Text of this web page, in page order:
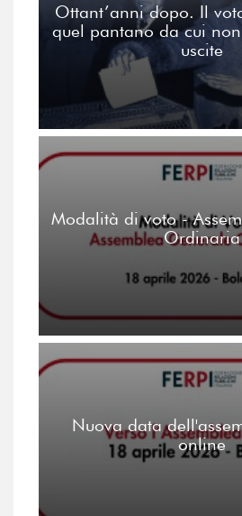
Ottant’anni dopo. Il
quel pantano da cui
uscite
Modalità di voto -
Ordinaria
Nuova data
online